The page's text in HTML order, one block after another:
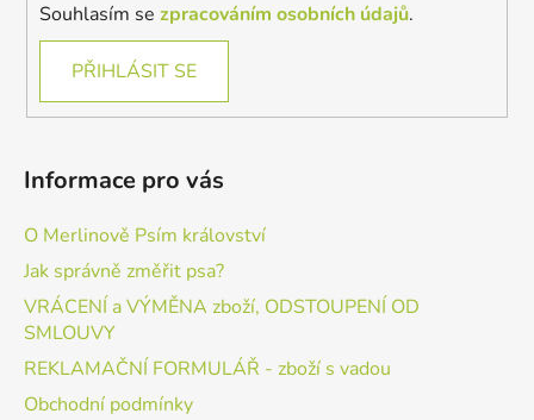
Souhlasím se zpracováním osobních údajů.
PŘIHLÁSIT SE
Informace pro vás
O Merlinově Psím království
Jak správně změřit psa?
VRÁCENÍ a VÝMĚNA zboží, ODSTOUPENÍ OD
SMLOUVY
REKLAMAČNÍ FORMULÁŘ - zboží s vadou
Obchodní podmínky